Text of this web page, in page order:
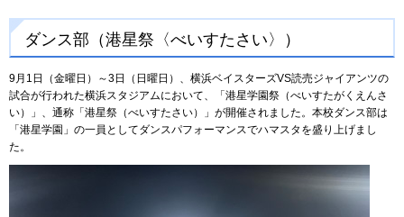
ダンス部（港星祭〈べいすたさい〉）
9月1日（金曜日）～3日（日曜日）、横浜ベイスターズVS読売ジャイアンツの
試合が行われた横浜スタジアムにおいて、「港星学園祭（べいすたがくえんさ
い）」、通称「港星祭（べいすたさい）」が開催されました。本校ダンス部は
「港星学園」の一員としてダンスパフォーマンスでハマスタを盛り上げまし
た。